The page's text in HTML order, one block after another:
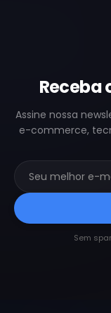
Receba
Assine nossa
e-commerce,
Sem